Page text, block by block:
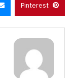
Pinterest